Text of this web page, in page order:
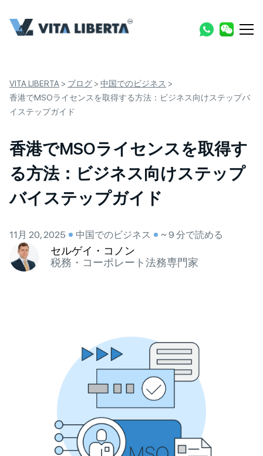
VITA LIBERTA > ブログ > 中国でのビジネス >
香港でMSOライセンスを取得する方法：ビジネス向けステップバ
イステップガイド
香港でMSOライセンスを取得す
る方法：ビジネス向けステップ
バイステップガイド
11月 20, 2025 中国でのビジネス ~ 9 分で読める
セルゲイ・コノン
税務・コーポレート法務専門家